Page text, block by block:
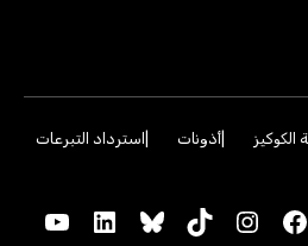
الكوكيز أذونات
استرداد التبرعات
Facebook
Instagram
TikTok
Bluesky
LinkedIn
YouTube